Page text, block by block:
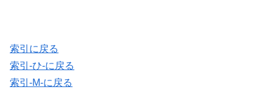
索引に戻る
索引-ひ-に戻る
索引-M-に戻る